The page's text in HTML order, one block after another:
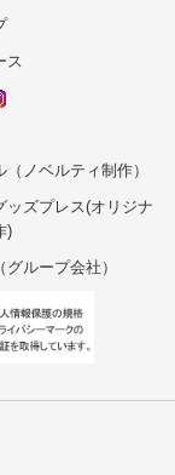
ス
ノベルティ制作）
ッズプレス(オリジナ
)
ループ会社）